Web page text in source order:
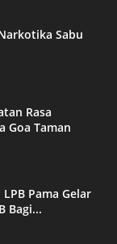
Sabu
Rasa
Goa Taman
Pama Gelar
Bagi...